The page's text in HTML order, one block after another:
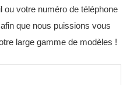
votre numéro de téléphone
que nous puissions vous
large gamme de modèles !